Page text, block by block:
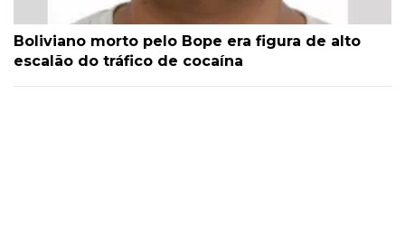
Boliviano morto pelo Bope era figura de alto
escalão do tráfico de cocaína